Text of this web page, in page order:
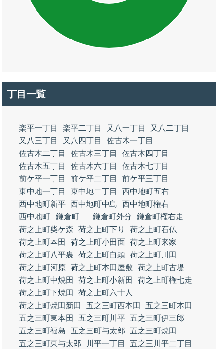
丁目一覧
楽平一丁目 楽平二丁目 又八一丁目
又八二丁目
又八三丁目
又八四丁目
佐古木一丁目
佐古木二丁目
佐古木三丁目
佐古木四丁目
佐古木五丁目
佐古木六丁目
佐古木七丁目
前ケ平一丁目
前ケ平二丁目
前ケ平三丁目
東中地一丁目
東中地二丁目
西中地町五右
西中地町新平 西中地町中島
西中地町権右
西中地町
鎌倉町 鎌倉町外分
鎌倉町権右走
荷之上町柴ケ森
荷之上町下り
荷之上町石仏
荷之上町本田
荷之上町小田面 荷之上町来家
荷之上町八平裏
荷之上町白頭 荷之上町川田
荷之上町河原 荷之上町本田屋敷
荷之上町古堤
荷之上町中焼田
荷之上町小新田
荷之上町権七走
荷之上町下焼田
荷之上町六十人
荷之上町焼田新田
五之三町西本田
五之三町本田
五之三町東本田
五之三町川平
五之三町伊三郎
五之三町福島
五之三町与太郎
五之三町焼田
五之三町東与太郎
川平一丁目
五之三川平二丁目